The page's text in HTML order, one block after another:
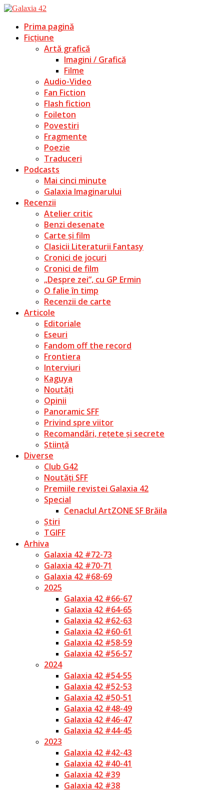
Prima pagină
Ficțiune
Artă grafică
Imagini / Grafică
Filme
Audio-Video
Fan Fiction
Flash fiction
Foileton
Povestiri
Fragmente
Poezie
Traduceri
Podcasts
Mai cinci minute
Galaxia Imaginarului
Recenzii
Atelier critic
Benzi desenate
Carte și film
Clasicii Literaturii Fantasy
Cronici de jocuri
Cronici de film
„Despre zei”, cu GP Ermin
O falie în timp
Recenzii de carte
Articole
Editoriale
Eseuri
Fandom off the record
Frontiera
Interviuri
Kaguya
Noutăți
Opinii
Panoramic SFF
Privind spre viitor
Recomandări, rețete și secrete
Știință
Diverse
Club G42
Noutăți SFF
Premiile revistei Galaxia 42
Special
Cenaclul ArtZONE SF Brăila
Știri
TGIFF
Arhiva
Galaxia 42 #72-73
Galaxia 42 #70-71
Galaxia 42 #68-69
2025
Galaxia 42 #66-67
Galaxia 42 #64-65
Galaxia 42 #62-63
Galaxia 42 #60-61
Galaxia 42 #58-59
Galaxia 42 #56-57
2024
Galaxia 42 #54-55
Galaxia 42 #52-53
Galaxia 42 #50-51
Galaxia 42 #48-49
Galaxia 42 #46-47
Galaxia 42 #44-45
2023
Galaxia 42 #42-43
Galaxia 42 #40-41
Galaxia 42 #39
Galaxia 42 #38